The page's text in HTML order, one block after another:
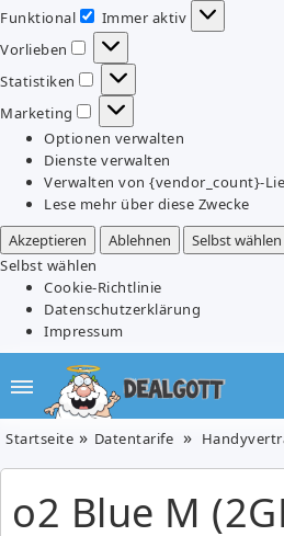
Funktional
Funktional
Immer aktiv
Vorlieben
Vorlieben
Statistiken
Statistiken
Marketing
Marketing
Optionen verwalten
Dienste verwalten
Verwalten von {vendor_count}-
Lese mehr über diese Zwecke
Akzeptieren
Ablehnen Selbst wählen
Selbst wählen
Cookie-Richtlinie
Datenschutzerklärung
Impressum
Startseite Datentarife
o2 Blue M